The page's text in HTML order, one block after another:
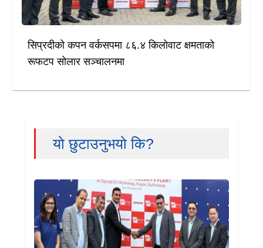
सिप्रदीको कपन वर्कसपमा ८६.४ किलोवाट क्षमताको
रूफटप सोलार सञ्चालनमा
यो छुटाउनुभयो कि?